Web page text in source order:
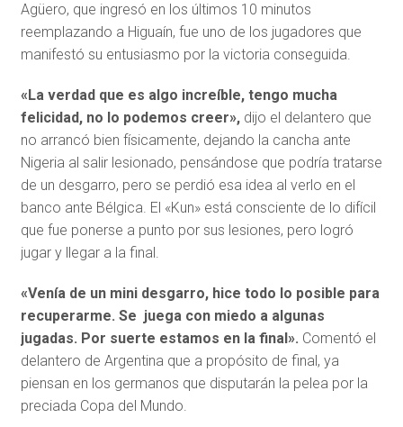
Agüero, que ingresó en los últimos 10 minutos
reemplazando a Higuaín, fue uno de los jugadores que
manifestó su entusiasmo por la victoria conseguida.
«La verdad que es algo increíble, tengo mucha
felicidad, no lo podemos creer», dijo el delantero que
no arrancó bien físicamente, dejando la cancha ante
Nigeria al salir lesionado, pensándose que podría tratarse
de un desgarro, pero se perdió esa idea al verlo en el
banco ante Bélgica. El «Kun» está consciente de lo difícil
que fue ponerse a punto por sus lesiones, pero logró
jugar y llegar a la final.
«Venía de un mini desgarro, hice todo lo posible para
recuperarme. Se juega con miedo a algunas
jugadas. Por suerte estamos en la final». Comentó el
delantero de Argentina que a propósito de final, ya
piensan en los germanos que disputarán la pelea por la
preciada Copa del Mundo.